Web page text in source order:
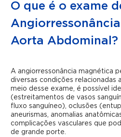
O que é o exame
Aorta Abdominal?
A angiorressonância magnética
diversas condições relacionadas
meio desse exame, é possível
(estreitamentos de vasos
fluxo sanguíneo), oclusões
aneurismas, anomalias
complicações vasculares que
de grande porte.